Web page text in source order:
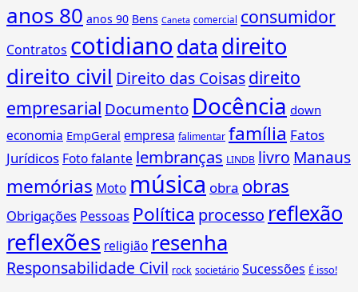
anos 80 anos 90 Bens Caneta comercial consumidor
Contratos cotidianodata direito
direito civil Direito das Coisasdireito
empresarial Documento Docência down
economia EmpGeral empresa falimentar família Fatos
Jurídicos Foto falante lembranças LINDB livro Manaus
memórias Moto música obra obras
Obrigações Pessoas Política processo reflexão
reflexões religião resenha
Responsabilidade Civil rock societário Sucessões É isso!